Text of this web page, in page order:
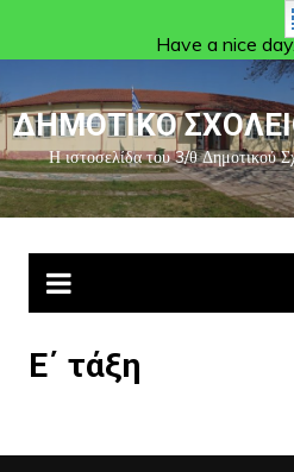
Have a nice
ΔΗΜΟΤΙΚΟ
Η ιστοσελίδα του 3/θ Δημοτικού
Ε΄ τάξη